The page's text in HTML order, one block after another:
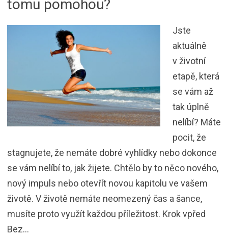
tomu pomohou?
Jste
aktuálně
v životní
etapě, která
se vám až
tak úplně
nelíbí? Máte
pocit, že
stagnujete, že nemáte dobré vyhlídky nebo dokonce
se vám nelíbí to, jak žijete. Chtělo by to něco nového,
nový impuls nebo otevřít novou kapitolu ve vašem
životě. V životě nemáte neomezený čas a šance,
musíte proto využít každou příležitost. Krok vpřed
Bez…